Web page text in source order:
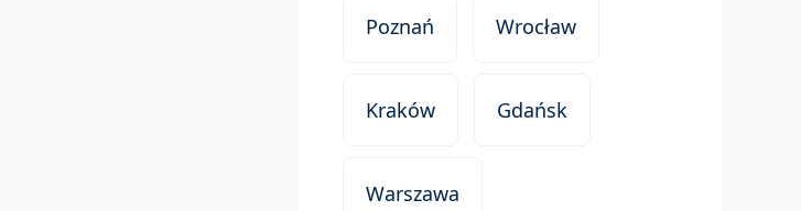
Poznań Wrocław
Kraków Gdańsk
Warszawa